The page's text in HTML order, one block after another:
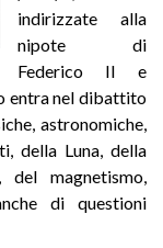
indirizzate alla
nipote di
Federico II e
entra nel dibattito
astronomiche,
della Luna, della
magnetismo,
di questioni